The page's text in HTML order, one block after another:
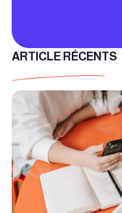
ARTICLE RÉCENTS